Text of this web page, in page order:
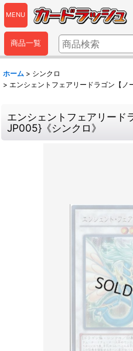
MENU
商品一覧
ホーム > シンクロ
> エンシェントフェアリードラゴン【ノ
エンシェントフェアリード
JP005}《シンクロ》